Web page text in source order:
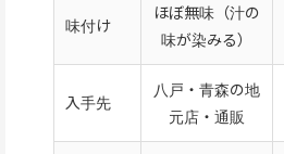
味付け
ほぼ無味（汁の
味が染みる）
入手先
八戸・青森の地
元店・通販